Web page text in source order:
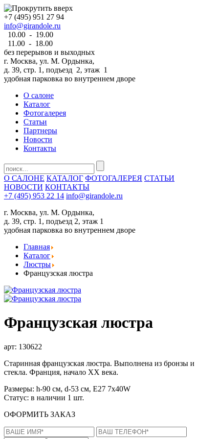
+7 (495) 951 27 94
info@girandole.ru
10.00 - 19.00
11.00 - 18.00
без перерывов и выходных
г. Москва, ул. М. Ордынка,
д. 39, стр. 1, подъезд 2, этаж 1
удобная парковка во внутреннем дворе
О салоне
Каталог
Фотогалерея
Статьи
Партнеры
Новости
Контакты
О САЛОНЕ КАТАЛОГ ФОТОГАЛЕРЕЯ СТАТЬИ
НОВОСТИ КОНТАКТЫ
+7 (495) 953 22 14 info@girandole.ru
г. Москва, ул. М. Ордынка,
д. 39, стр. 1, подъезд 2, этаж 1
удобная парковка во внутреннем дворе
Главная
Каталог
Люстры
Французская люстра
Французская люстра
арт: 130622
Старинная французская люстра. Выполнена из бронзы и
стекла. Франция, начало XX века.
Размеры: h-90 см, d-53 см, E27 7x40W
Статус: в наличии 1 шт.
ОФОРМИТЬ ЗАКАЗ